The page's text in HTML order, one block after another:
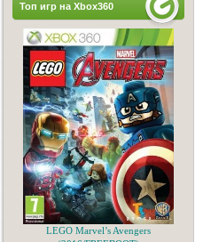
Топ игр на Xbox360
LEGO Marvel’s Avengers